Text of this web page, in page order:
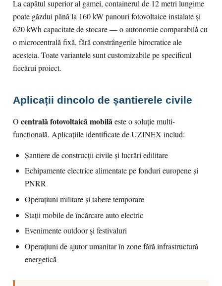
La capătul superior al gamei, containerul de 12 metri lungime
poate găzdui până la 160 kW panouri fotovoltaice instalate și
620 kWh capacitate de stocare — o autonomie comparabilă cu
o microcentrală fixă, fără constrângerile birocratice ale
acesteia. Toate variantele sunt customizabile pe specificul
fiecărui proiect.
Aplicații dincolo de șantierele civile
O centrală fotovoltaică mobilăeste o soluție multi-
funcțională. Aplicațiile identificate de UZINEX includ:
Șantiere de construcții civile și lucrări edilitare
Echipamente electrice alimentate pe fonduri europene și
PNRR
Operațiuni militare și tabere temporare
Stații mobile de încărcare auto electric
Evenimente outdoor și festivaluri
Operațiuni de ajutor umanitar în zone fără infrastructură
energetică